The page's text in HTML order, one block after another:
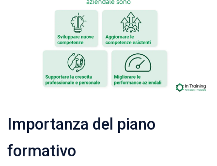
Importanza del piano
formativo